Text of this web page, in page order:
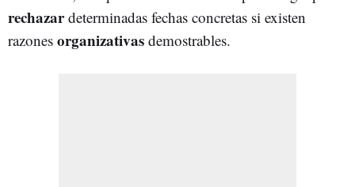
rechazardeterminadas fechas concretas si existen
razones organizativas demostrables.